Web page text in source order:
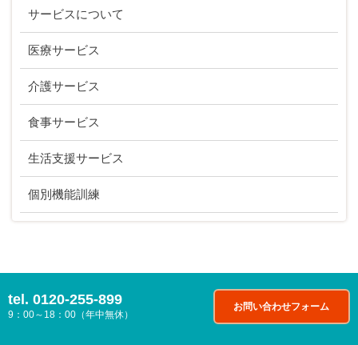
サービスについて
医療サービス
介護サービス
食事サービス
生活支援サービス
個別機能訓練
お問い合わせフォーム
tel. 0120-255-899
9：00～18：00（年中無休）